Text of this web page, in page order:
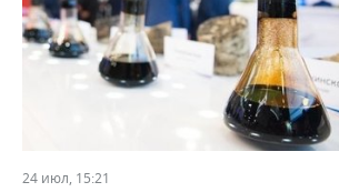
24 июл, 15:21